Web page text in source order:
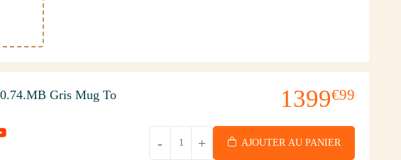
Gris Mug To
1399€99
+
- AJOUTER AU PANIER